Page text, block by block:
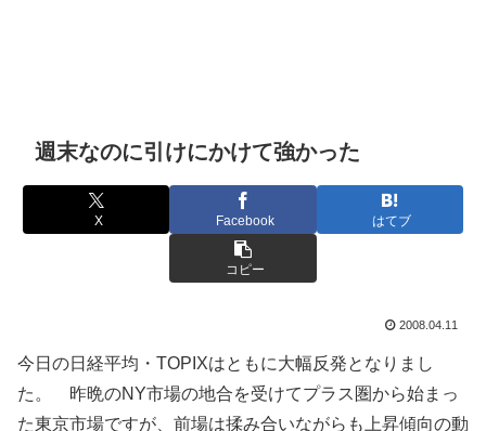
週末なのに引けにかけて強かった
X Facebook はてブ
コピー
2008.04.11
今日の日経平均・TOPIXはともに大幅反発となりまし
た。 昨晩のNY市場の地合を受けてプラス圏から始まっ
た東京市場ですが、前場は揉み合いながらも上昇傾向の動